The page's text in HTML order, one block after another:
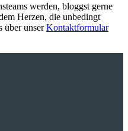
werden, bloggst gerne
Herzen, die unbedingt
über unserKontaktformular